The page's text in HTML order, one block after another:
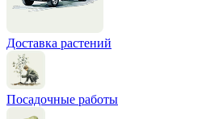
Доставка растений
Посадочные работы